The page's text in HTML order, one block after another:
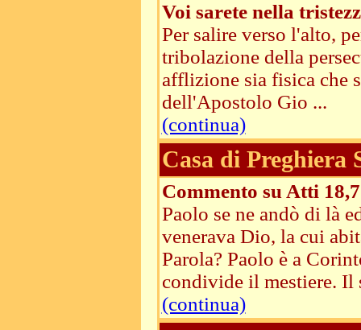
Voi sarete nella
Per salire verso l'alto,
tribolazione della
afflizione sia fisica che
dell'Apostolo Gio ...
(continua)
Casa di Preghiera
Commento su Atti 18,7
Paolo se ne andò di là
venerava Dio, la cui
Parola? Paolo è a
condivide il mestiere. Il
(continua)